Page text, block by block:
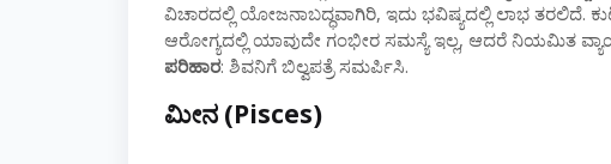
ವಿಚಾರದಲ್ಲಿ ಯೋಜನಾಬದ್ಧವಾಗಿರಿ, ಇದು ಭವಿಷ್ಯದಲ್ಲಿ ಲಾಭ ತರಲಿದೆ.
ಆರೋಗ್ಯದಲ್ಲಿ ಯಾವುದೇ ಗಂಭೀರ ಸಮಸ್ಯೆ ಇಲ್ಲ, ಆದರೆ ನಿಯಮಿತ
ಪರಿಹಾರ: ಶಿವನಿಗೆ ಬಿಲ್ವಪತ್ರೆ ಸಮರ್ಪಿಸಿ.
ಮೀನ (Pisces)